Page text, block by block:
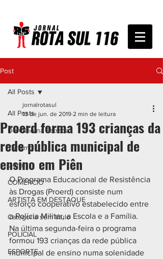
Post
All Posts
De Olho na Estrada
Turismo
Geral
COMÉRCIO
ARTISTA EM DESTAQUE
Categoria sem título
POLICIAL
ESPORTE
All Posts
Proerd forma 193 crianças da
rede pública municipal de
ensino em Piên
jornalrotasul
13 de jun. de 2019 2 min de leitura
O Programa Educacional de Resistência
às Drogas (Proerd) consiste num
esforço cooperativo estabelecido entre
a Polícia Militar, a Escola e a Família.
Na última segunda-feira o programa
formou 193 crianças da rede pública
municipal de ensino numa solenidade